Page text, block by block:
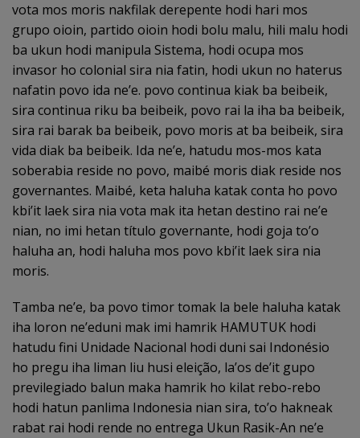
vota mos moris nakfilak derepente hodi hari mos
grupo oioin, partido oioin hodi bolu malu, hili malu hodi
ba ukun hodi manipula Sistema, hodi ocupa mos
invasor ho colonial sira nia fatin, hodi ukun no haterus
nafatin povo ida ne’e. povo continua kiak ba beibeik,
sira continua riku ba beibeik, povo rai la iha ba beibeik,
sira rai barak ba beibeik, povo moris at ba beibeik, sira
vida diak ba beibeik. Ida ne’e, hatudu mos-mos kata
soberabia reside no povo, maibé moris diak reside nos
governantes. Maibé, keta haluha katak conta ho povo
kbi’it laek sira nia vota mak ita hetan destino rai ne’e
nian, no imi hetan título governante, hodi goja to’o
haluha an, hodi haluha mos povo kbi’it laek sira nia
moris.
Tamba ne’e, ba povo timor tomak la bele haluha katak
iha loron ne’eduni mak imi hamrik HAMUTUK hodi
hatudu fini Unidade Nacional hodi duni sai Indonésio
ho pregu iha liman liu husi eleição, la’os de’it gupo
previlegiado balun maka hamrik ho kilat rebo-rebo
hodi hatun panlima Indonesia nian sira, to’o hakneak
rabat rai hodi rende no entrega Ukun Rasik-An ne’e